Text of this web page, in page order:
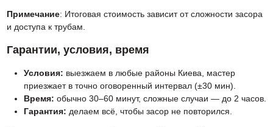
Примечание: Итоговая стоимость зависит от сложности засора
и доступа к трубам.
Гарантии, условия, время
Условия: выезжаем в любые районы Киева, мастер
приезжает в точно оговоренный интервал (±30 мин).
Время: обычно 30–60 минут, сложные случаи — до 2 часов.
Гарантия: делаем всё, чтобы засор не повторился.